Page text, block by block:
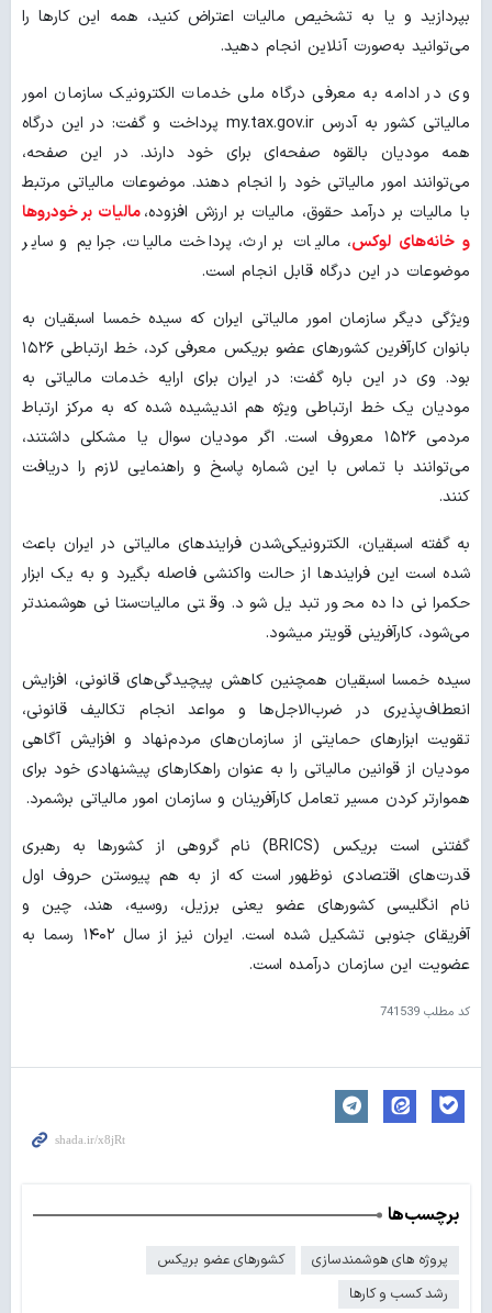
بپردازید و یا به تشخیص مالیات اعتراض کنید، همه این کارها را
می‌توانید به‌صورت آنلاین انجام دهید.
وی در ادامه به معرفی درگاه ملی خدمات الکترونیک سازمان امور
مالیاتی کشور به آدرس my.tax.gov.ir پرداخت و گفت: در این درگاه
همه مودیان بالقوه صفحه‌ای برای خود دارند. در این صفحه،
می‌توانند امور مالیاتی خود را انجام دهند. موضوعات مالیاتی مرتبط
با مالیات بر درآمد حقوق، مالیات بر ارزش افزوده،مالیات بر خودروها
و خانه‏‌های لوکس، مالیات بر ارث، پرداخت مالیات، جرایم و سایر
موضوعات در این درگاه قابل انجام است.
ویژگی دیگر سازمان امور مالیاتی ایران که سیده خمسا اسبقیان به
بانوان کارآفرین کشورهای عضو بریکس معرفی کرد، خط ارتباطی ۱۵۲۶
بود. وی در این باره گفت: در ایران برای ارایه خدمات مالیاتی به
مودیان یک خط ارتباطی ویژه هم اندیشیده شده که به مرکز ارتباط
مردمی ۱۵۲۶ معروف است. اگر مودیان سوال یا مشکلی داشتند،
می‌توانند با تماس با این شماره پاسخ و راهنمایی لازم را دریافت
کنند.
به گفته اسبقیان، الکترونیکی‌شدن فرایندهای مالیاتی در ایران باعث
شده است این فرایندها از حالت واکنشی فاصله بگیرد و به یک ابزار
حکمرانی داده محور تبدیل شود. وقتی مالیات‌ستانی هوشمندتر
می‌شود، کارآفرینی قوی‏تر می‏شود.
سیده خمسا اسبقیان همچنین کاهش پیچیدگی‌های قانونی، افزایش
انعطاف‌پذیری در ضرب‌الاجل‌ها و مواعد انجام تکالیف قانونی،
تقویت ابزارهای حمایتی از سازمان‌های مردم‌نهاد و افزایش آگاهی
مودیان از قوانین مالیاتی را به عنوان راهکارهای پیشنهادی خود برای
هموارتر کردن مسیر تعامل کارآفرینان و سازمان امور مالیاتی برشمرد.
گفتنی است بریکس (BRICS) نام گروهی از کشورها به رهبری
قدرت‌های اقتصادی نوظهور است که از به هم پیوستن حروف اول
نام انگلیسی کشورهای عضو یعنی برزیل، روسیه، هند، چین و
آفریقای جنوبی تشکیل شده است. ایران نیز از سال ۱۴۰۲ رسما به
عضویت این سازمان درآمده است.
کد مطلب 741539
برچسب‌ها
پروژه های هوشمندسازی
کشورهای عضو بریکس
رشد کسب و کارها